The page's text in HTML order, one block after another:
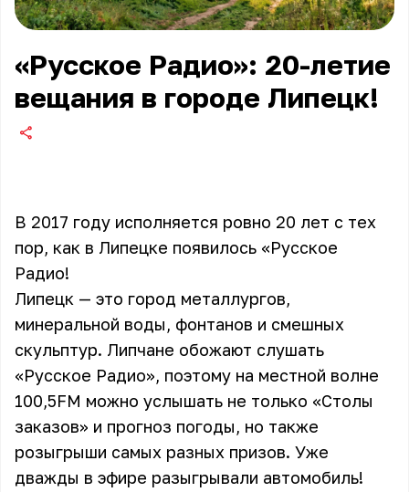
«Русское Радио»: 20-летие
вещания в городе Липецк!
В 2017 году исполняется ровно 20 лет с тех
пор, как в Липецке появилось «Русское
Радио!
Липецк — это город металлургов,
минеральной воды, фонтанов и смешных
скульптур. Липчане обожают слушать
«Русское Радио», поэтому на местной волне
100,5FM можно услышать не только «Столы
заказов» и прогноз погоды, но также
розыгрыши самых разных призов. Уже
дважды в эфире разыгрывали автомобиль!